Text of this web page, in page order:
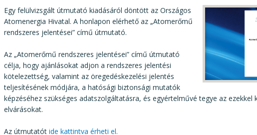
Egy felülvizsgált útmutató kiadásáról döntött az Országos
Atomenergia Hivatal. A honlapon elérhető az „Atomerőmű
rendszeres jelentései” című útmutató.
Az „Atomerőmű rendszeres jelentései” című útmutató
célja, hogy ajánlásokat adjon a rendszeres jelentési
kötelezettség, valamint az öregedéskezelési jelentés
teljesítésének módjára, a hatósági biztonsági mutatók
képzéséhez szükséges adatszolgáltatásra, és egyértelművé tegye az ezekkel
elvárásokat.
Az útmutatót ide kattintva érheti el.